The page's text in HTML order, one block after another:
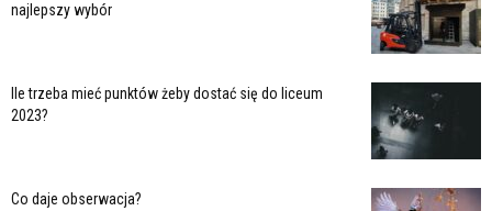
najlepszy wybór
Ile trzeba mieć punktów żeby dostać się do liceum
2023?
Co daje obserwacja?